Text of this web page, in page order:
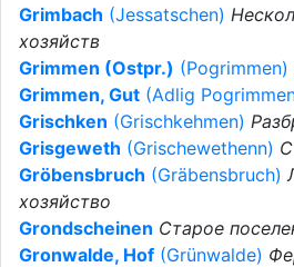
Grimbach (Jessatschen)
хозяйств
Grimmen (Ostpr.) (Pogrimmen)
Grimmen, Gut (Adlig
Grischken (Grischkehmen)
Grisgeweth (Grischewethenn)
Gröbensbruch (Gräbensbruch)
хозяйство
Grondscheinen Старое
Gronwalde, Hof (Grünwalde)